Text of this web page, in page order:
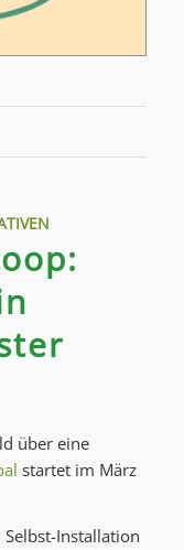
über eine
startet im März
Installation